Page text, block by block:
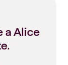
a Alice